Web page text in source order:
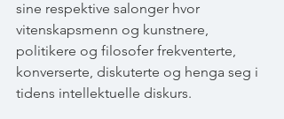
sine respektive salonger hvor
vitenskapsmenn og kunstnere,
politikere og filosofer frekventerte,
konverserte, diskuterte og henga seg i
tidens intellektuelle diskurs.